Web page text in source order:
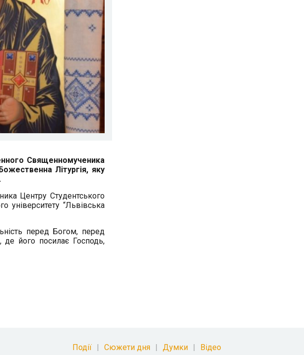
Священномученика
Літургія, яку
Центру Студентського
університету “Львівська
перед Богом, перед
його посилає Господь,
Події Сюжети дня Думки Відео